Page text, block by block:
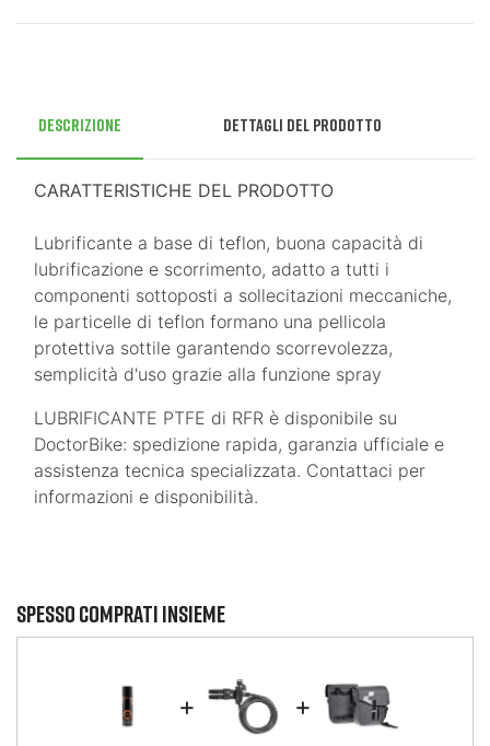
Descrizione Dettagli del prodotto
CARATTERISTICHE DEL PRODOTTO
Lubrificante a base di teflon, buona capacità di
lubrificazione e scorrimento, adatto a tutti i
componenti sottoposti a sollecitazioni meccaniche,
le particelle di teflon formano una pellicola
protettiva sottile garantendo scorrevolezza,
semplicità d'uso grazie alla funzione spray
LUBRIFICANTE PTFE di RFR è disponibile su
DoctorBike: spedizione rapida, garanzia ufficiale e
assistenza tecnica specializzata. Contattaci per
informazioni e disponibilità.
Spesso comprati insieme
+ +